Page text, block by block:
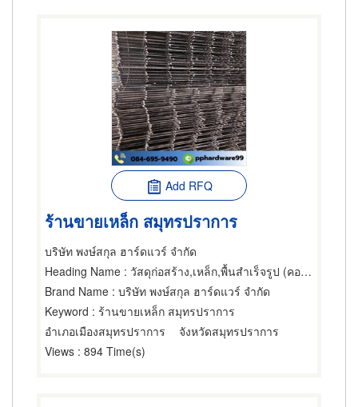
Add RFQ
ร้านขายเหล็ก สมุทรปราการ
บริษัท พงษ์สกุล ฮาร์ดแวร์ จำกัด
Heading Name : วัสดุก่อสร้าง,เหล็ก,พื้นสำเร็จรูป (คอนกรีตเสริมเหล็กและอัดแรง)
Brand Name : บริษัท พงษ์สกุล ฮาร์ดแวร์ จำกัด
Keyword : ร้านขายเหล็ก สมุทรปราการ
อำเภอเมืองสมุทรปราการ
จังหวัดสมุทรปราการ
Views : 894 Time(s)